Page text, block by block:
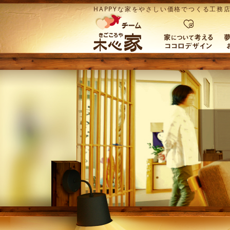
HAPPYな家をやさしい価格でつくる工務